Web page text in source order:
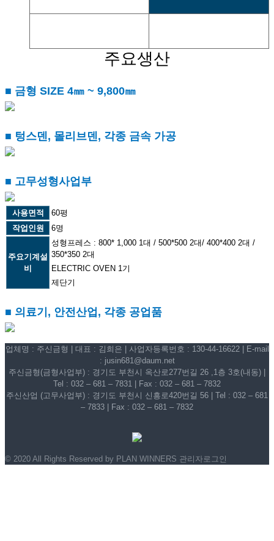
주요생산
■ 금형 SIZE 4㎜ ~ 9,800㎜
■ 텅스덴, 몰리브덴, 각종 금속 가공
■ 고무성형사업부
사용면적
60평
작업인원
6명
주요기계설
비
성형프레스 : 800* 1,000 1대 / 500*500 2대/ 400*400 2대 /
350*350 2대
ELECTRIC OVEN 1기
제단기
■ 의료기, 안전산업, 각종 공업품
업체명 : 주신금형 | 대표 : 김희은 | 사업자등록번호 : 130-44-16622 | E-mail
: jusin681@daum.net
주신금형(금형사업부) : 경기도 부천시 옥산로277번길 26 ,1층 3호(내동) |
Tel : 032 – 681 – 7831 | Fax : 032 – 681 – 7832
주신산업 (고무사업부) : 경기도 부천시 신흥로420번길 56 | Tel : 032 – 681
– 7833 | Fax : 032 – 681 – 7832
© 2020 All Rights Reserved by PLAN WINNERS 관리자로그인